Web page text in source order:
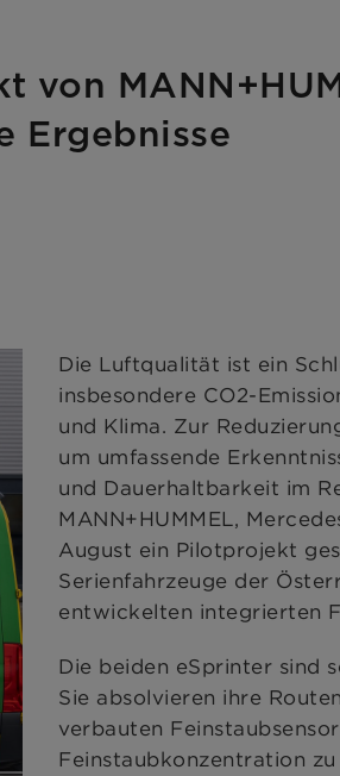
Ergebnisse
Die Luftqualität ist ein
insbesondere CO2-
und Klima. Zur
um umfassende
und Dauerhaltbarkeit im
MANN+HUMMEL,
August ein Pilotprojekt
Serienfahrzeuge der
entwickelten integrierten
Die beiden eSprinter sind
Sie absolvieren ihre
verbauten
Feinstaubkonzentration